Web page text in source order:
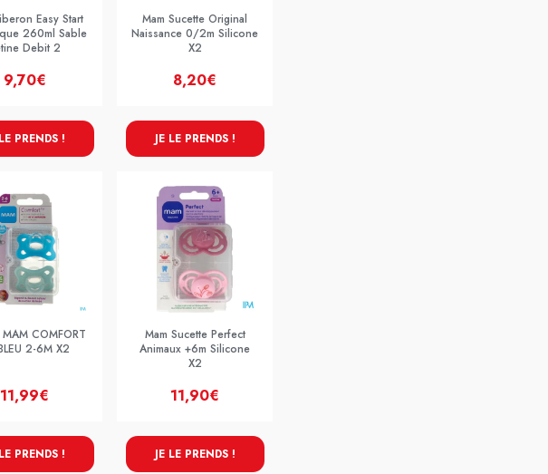
Easy Start
260ml Sable
Debit 2
9,70€
PRENDS !
Mam Sucette Original
Naissance 0/2m Silicone
X2
8,20€
JE LE PRENDS !
COMFORT
2-6M X2
11,99€
PRENDS !
Mam Sucette Perfect
Animaux +6m Silicone
X2
11,90€
JE LE PRENDS !